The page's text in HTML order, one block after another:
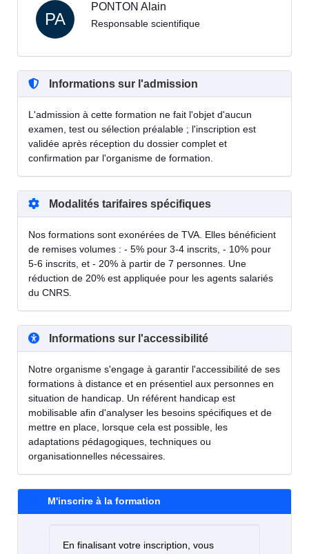
PA
PONTON Alain
Responsable scientifique
Informations sur l'admission
L'admission à cette formation ne fait l'objet d'aucun
examen, test ou sélection préalable ; l'inscription est
validée après réception du dossier complet et
confirmation par l'organisme de formation.
Modalités tarifaires spécifiques
Nos formations sont exonérées de TVA. Elles bénéficient
de remises volumes : - 5% pour 3-4 inscrits, - 10% pour
5-6 inscrits, et - 20% à partir de 7 personnes. Une
réduction de 20% est appliquée pour les agents salariés
du CNRS.
Informations sur l'accessibilité
Notre organisme s'engage à garantir l'accessibilité de ses
formations à distance et en présentiel aux personnes en
situation de handicap. Un référent handicap est
mobilisable afin d'analyser les besoins spécifiques et de
mettre en place, lorsque cela est possible, les
adaptations pédagogiques, techniques ou
organisationnelles nécessaires.
M'inscrire à la formation
En finalisant votre inscription, vous